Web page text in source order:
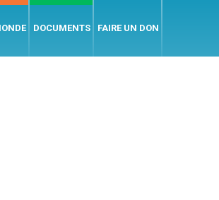
DOCUMENTS FAIRE UN DON